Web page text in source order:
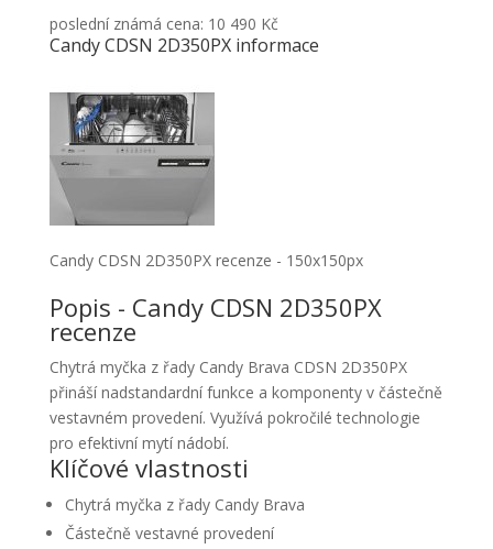
poslední známá cena: 10 490 Kč
Candy CDSN 2D350PX informace
Candy CDSN 2D350PX recenze - 150x150px
Popis - Candy CDSN 2D350PX
recenze
Chytrá myčka z řady Candy Brava CDSN 2D350PX
přináší nadstandardní funkce a komponenty v částečně
vestavném provedení. Využívá pokročilé technologie
pro efektivní mytí nádobí.
Klíčové vlastnosti
Chytrá myčka z řady Candy Brava
Částečně vestavné provedení